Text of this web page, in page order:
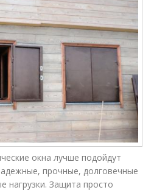
окна лучше подойдут
прочные, долговечные
нагрузки. Защита просто